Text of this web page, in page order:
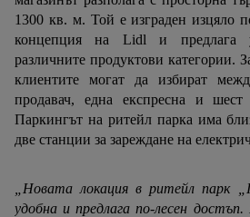
1300 кв. м. Той е изграден изцяло
концепция на Lidl и предлага
различните продуктови категории.
клиентите могат да избират
продавач, една експресна и
Паркингът на ритейл парка има
две станции за зареждане на
„Новата локация в ритейл парк
удобна и предлага по-лесен